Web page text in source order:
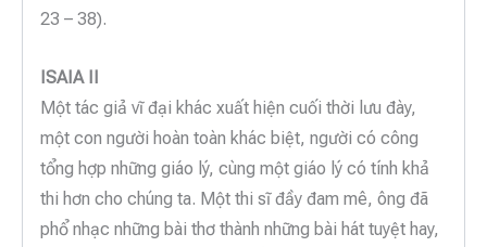
23 – 38).
ISAIA II
Một tác giả vĩ đại khác xuất hiện cuối thời lưu đày,
một con người hoàn toàn khác biệt, người có công
tổng hợp những giáo lý, cùng một giáo lý có tính khả
thi hơn cho chúng ta. Một thi sĩ đầy đam mê, ông đã
phổ nhạc những bài thơ thành những bài hát tuyệt hay,